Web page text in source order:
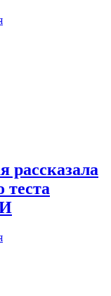
рассказала
теста